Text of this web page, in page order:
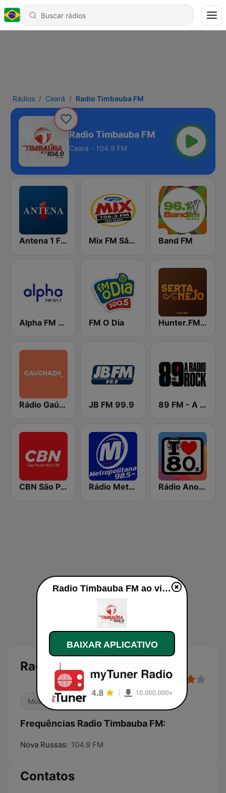
Rádios Ceará Radio Timbauba FM
Radio Timbauba FM
Ceará - 104.9 FM
Antena 1 FM Mix FM São Paulo Band FM
Alpha FM 101.7 FM O Dia Hunter.FM - Sertanejo
Rádio Gaúcha ZH JB FM 99.9 89 FM - A Rádio Rock
CBN São Paulo Rádio Metropolitana 98.5 FM Rádio Anos 80
Radio Timbauba FM
Música Brasileira
Frequências Radio Timbauba FM:
Nova Russas: 104.9 FM
Contatos
Radio Timbauba FM ao vivo
BAIXAR APLICATIVO